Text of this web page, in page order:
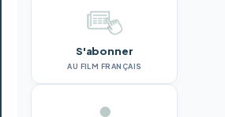
S'abonner
AU FILM FRANÇAIS